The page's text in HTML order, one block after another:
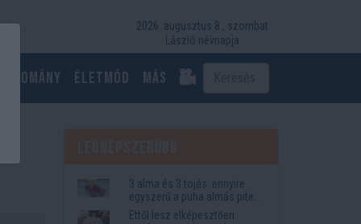
2026. augusztus 8., szombat
László névnapja
Tudomány Életmód más
3 alma és 3 tojás: ennyire
egyszerű a puha almás pite
titka
Ettől lesz elképesztően